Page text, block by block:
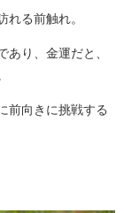
れる前触れ。
あり、金運だと、
前向きに挑戦する